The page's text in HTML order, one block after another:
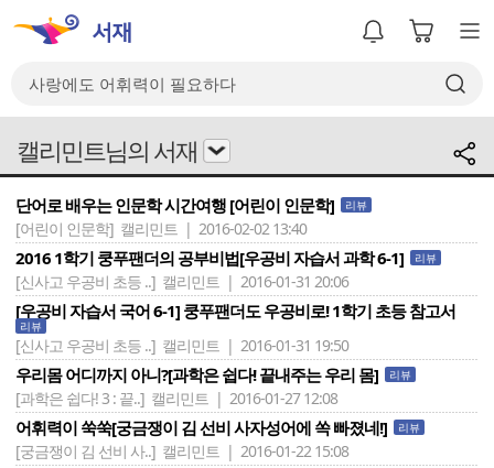
캘리민트님의 서재
단어로 배우는 인문학 시간여행 [어린이 인문학] 리뷰
[어린이 인문학] 캘리민트 | 2016-02-02 13:40
2016 1학기 쿵푸팬더의 공부비법[우공비 자습서 과학 6-1] 리뷰
[신사고 우공비 초등 ..] 캘리민트 | 2016-01-31 20:06
[우공비 자습서 국어 6-1] 쿵푸팬더도 우공비로! 1학기 초등 참고서
리뷰
[신사고 우공비 초등 ..] 캘리민트 | 2016-01-31 19:50
우리몸 어디까지 아니?[과학은 쉽다! 끝내주는 우리 몸] 리뷰
[과학은 쉽다! 3 : 끝..] 캘리민트 | 2016-01-27 12:08
어휘력이 쑥쑥[궁금쟁이 김 선비 사자성어에 쏙 빠졌네!] 리뷰
[궁금쟁이 김 선비 사..] 캘리민트 | 2016-01-22 15:08